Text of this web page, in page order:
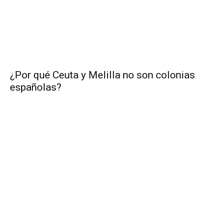
¿Por qué Ceuta y Melilla no son colonias
españolas?